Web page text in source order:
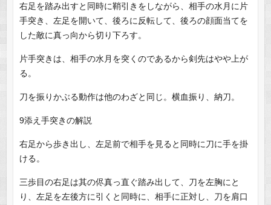
右足を踏み出すと同時に鞘引きをしながら、相手の水月に片
手突き、左足を開いて、後ろに反転して、後ろの顔面当てを
した敵に真っ向から切り下ろす。
片手突きは、相手の水月を突くのであるから剣先はやや上が
る。
刀を振りかぶる動作は他のわざと同じ。横血振り、納刀。
9添え手突きの解説
右足から歩き出し、左足前で相手を見ると同時に刀に手を掛
ける。
三歩目の右足は其の侭真っ直ぐ踏み出して、刀を左胸にと
り、左足を左後方に引くと同時に、相手に正対し、刀を肩口